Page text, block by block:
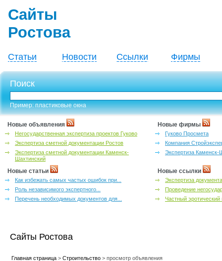
Сайты
Ростова
Статьи Новости Ссылки Фирмы
Поиск
Пример: пластиковые окна
Новые объявления
Негосударственная экспертиза проектов Гуково
Экспертиза сметной документации Ростов
Экспертиза сметной документации Каменск-
Шахтинский
Новые фирмы
Гуково Просмета
Компания
Экспертиза Каменск-
Новые статьи
Как избежать самых частых ошибок при...
Роль независимого экспертного...
Перечень необходимых документов для...
Новые ссылки
Экспертиза
Проведение
Частный
Сайты Ростова
Главная страница> Строительство> просмотр объявления